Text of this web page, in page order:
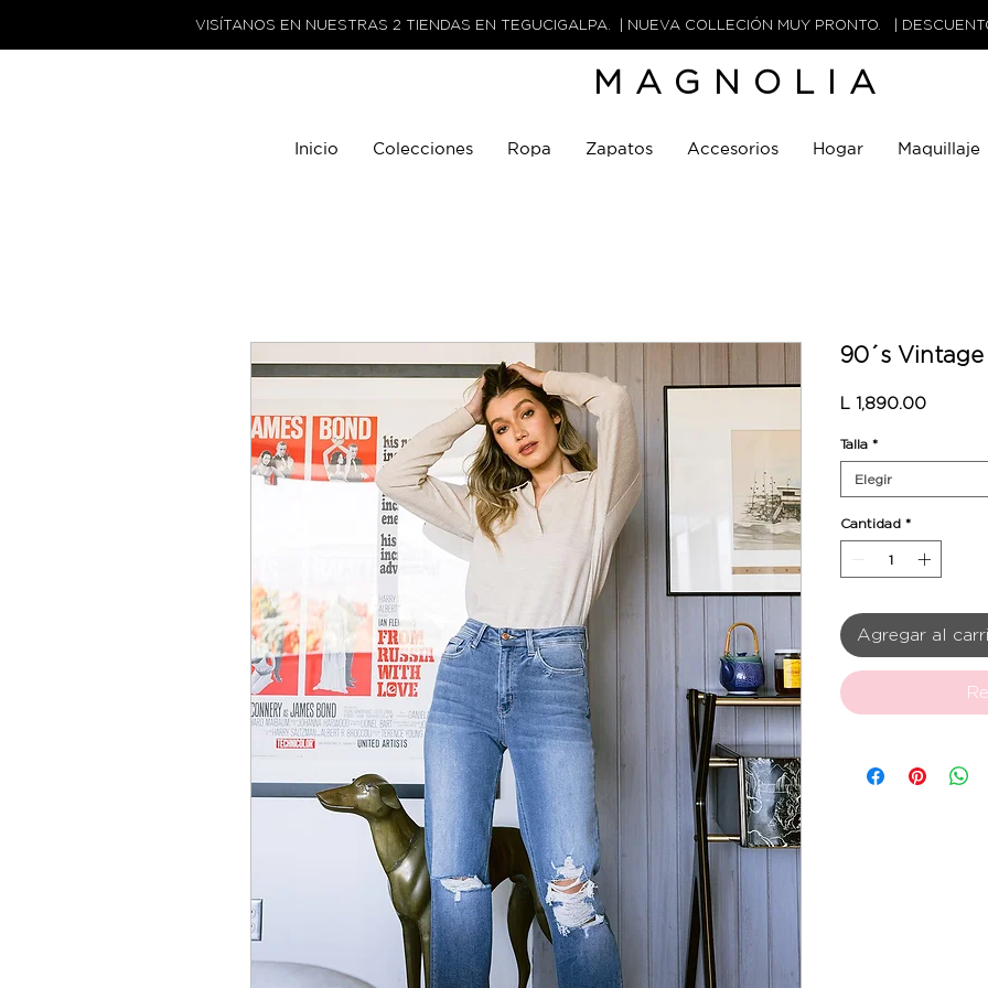
VISÍTANOS EN NUESTRAS 2 TIENDAS EN TEGUCIGALPA. | NUEVA COLLECIÓN MUY PRONTO. |
MAGNOLIA
Inicio Colecciones Ropa Zapatos Accesorios Hogar Maquillaje
90´s
L 1,890.00Precio
Talla *
Elegir
Cantidad *
Agregar al